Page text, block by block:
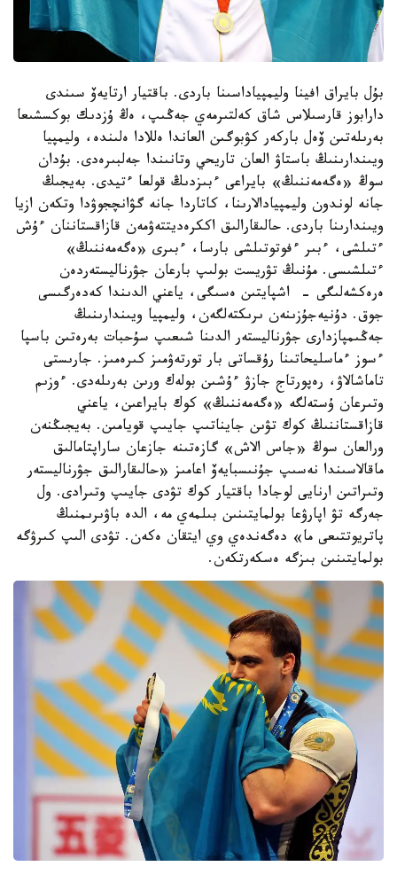
بۇل بايراق افينا وليمپياداسىنا باردى. باقتيار ارتايەۆ سىندى
دارابوز قارسىلاس شاق كەلتىرمەي جەڭىپ، ەڭ ۇزدىك بوكسشىعا
بەرىلەتىن ۆەل باركەر كۋبوگىن العاندا ەللادا ەلىندە، وليمپيا
ويىندارىنىڭ باستاۋ العان تاريحي وتانىندا جەلبىرەدى. بۇدان
سوڭ «ەگەمەننىڭ» بايراعى ءبىزدىڭ قولعا ءتيدى. بەيجىڭ
جانە لوندون وليمپيادالارىنا، كاتاردا جانە گۋانچجوۋدا وتكەن ازيا
ويىندارىنا باردى. حالىقارالىق اككرەديتتەۋمەن قازاقستاننان ءۇش
ءتىلشى، ءبىر ءفوتوتىلشى بارسا، ءبىرى «ەگەمەننىڭ»
ءتىلشىسى. مۇنىڭ تۋريست بولىپ بارعان جۋرناليستەردەن
ەرەكشەلىگى - اشپايتىن ەسىگى، ياعني الدىندا كەدەرگىسى
جوق. دۇنيەجۇزىنەن ىرىكتەلگەن، وليمپيا ويىندارىنىڭ
جەڭىمپازدارى جۋرناليستەر الدىنا شىعىپ سۇحبات بەرەتىن باسپا
ءسوز ءماسليحاتىنا رۇقساتى بار تورتەۋمىز كىرەمىز. جارىستى
تاماشالاۋ، رەپورتاج جازۋ ءۇشىن بولەك ورىن بەرىلەدى. ءوزىم
وتىرعان ۇستەلگە «ەگەمەننىڭ» كوك بايراعىن، ياعني
قازاقستاننىڭ كوك تۋىن جايناتىپ جايىپ قويامىن. بەيجىڭنەن
ورالعان سوڭ «جاس الاش» گازەتىنە جازعان ساراپتامالىق
ماقالاسىندا نەسىپ جۇنىسبايەۆ اعامىز «حالىقارالىق جۋرناليستەر
وتىراتىن ارنايى لوجادا باقتيار كوك تۋدى جايىپ وتىرادى. ول
جەرگە تۋ اپارۋعا بولمايتىنىن بىلمەي مە، الدە باۋىرىمنىڭ
پاتريوتتىعى ما» دەگەندەي وي ايتقان ەكەن. تۋدى الىپ كىرۋگە
بولمايتىنىن بىزگە ەسكەرتكەن.